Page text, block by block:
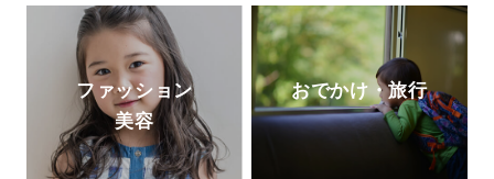
ファッション
美容
おでかけ・旅行